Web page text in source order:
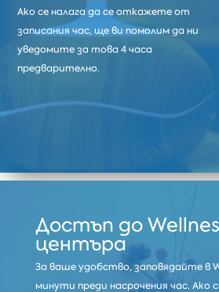
Ако се налага да се откажете от
записания час, ще ви помолим да ни
уведомите за това 4 часа
предварително.
Достъп до
центъра
За ваше удобство, заповядайте в
минути преди насрочения час. Ако